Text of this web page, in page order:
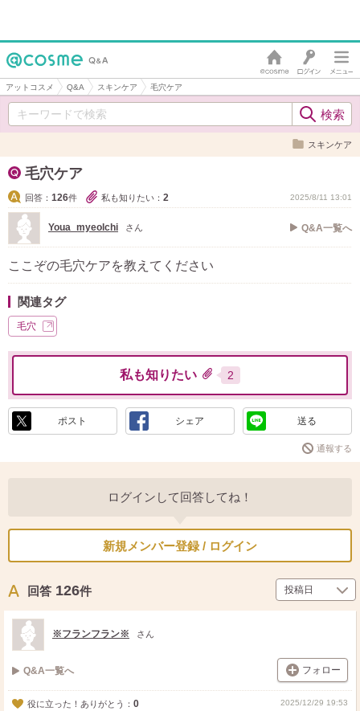
アットコスメ Q&A スキンケア 毛穴ケア
スキンケア
毛穴ケア
回答： 126件 私も知りたい： 2 2025/8/11 13:01
Youa_myeolchi さん Q&A一覧へ
ここぞの毛穴ケアを教えてください
関連タグ
毛穴
私も知りたい 2
ポスト シェア 送る
通報する
ログインして回答してね！
新規メンバー登録 / ログイン
回答 126件
※フランフラン※ さん
Q&A一覧へ フォロー
役に立った！ありがとう： 0 2025/12/29 19:53